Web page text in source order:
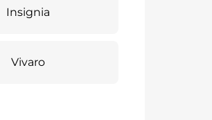
Insignia
Vivaro